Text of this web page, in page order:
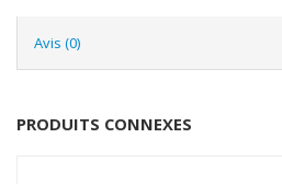
Avis (0)
PRODUITS CONNEXES